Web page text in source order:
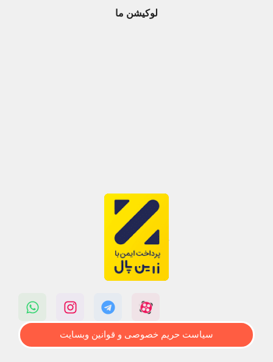
لوکیشن ما
سیاست حریم خصوصی و قوانین وبسایت